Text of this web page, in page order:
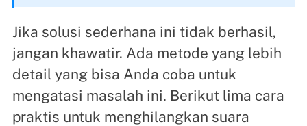
Jika solusi sederhana ini tidak berhasil,
jangan khawatir. Ada metode yang lebih
detail yang bisa Anda coba untuk
mengatasi masalah ini. Berikut lima cara
praktis untuk menghilangkan suara